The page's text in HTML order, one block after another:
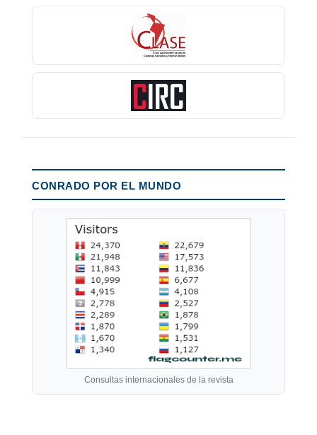
CONRADO POR EL MUNDO
Consultas internacionales de la revista